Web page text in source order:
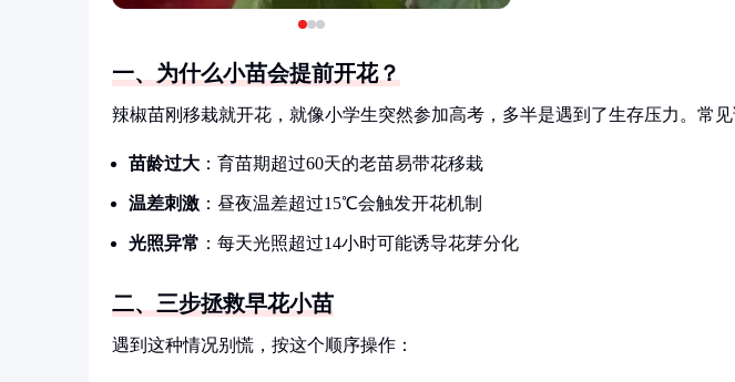
一、为什么小苗会提前开花？
辣椒苗刚移栽就开花，就像小学生突然参加高考，多半是遇到了生存压力。常见
苗龄过大 ：育苗期超过60天的老苗易带花移栽
温差刺激 ：昼夜温差超过15℃会触发开花机制
光照异常 ：每天光照超过14小时可能诱导花芽分化
二、三步拯救早花小苗
遇到这种情况别慌，按这个顺序操作：